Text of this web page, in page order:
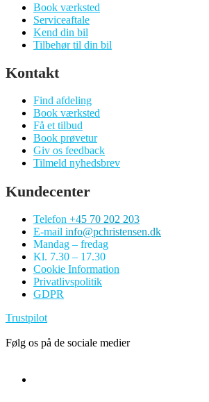
Book værksted
Serviceaftale
Kend din bil
Tilbehør til din bil
Kontakt
Find afdeling
Book værksted
Få et tilbud
Book prøvetur
Giv os feedback
Tilmeld nyhedsbrev
Kundecenter
Telefon +45 70 202 203
E-mail info@pchristensen.dk
Mandag – fredag
Kl. 7.30 – 17.30
Cookie Information
Privatlivspolitik
GDPR
Trustpilot
Følg os på de sociale medier